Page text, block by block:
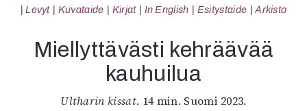
Tanssi
Sarjakuva
Sámegillii
Pääkirjoitus
Oulu2026
Levyt
Kuvataide Kirjat In English Esitystaide Arkisto
Miellyttävästi kehräävää
kauhuilua
Ultharin kissat. 14 min. Suomi 2023.